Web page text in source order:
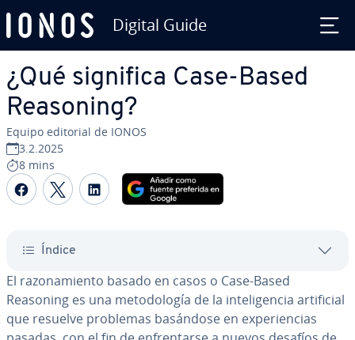
Digital Guide
¿Qué significa Case-Based
Reasoning?
Equipo editorial de IONOS
3.2.2025
8 mins
Compartir Facebook
Compartir Twitter
Compartir LinkedIn
Índice
El ra­zo­na­mie­n­to basado en casos o Case-Based
Reasoning es una me­to­do­lo­gía de la in­te­li­ge­n­cia ar­ti­fi­cial
que resuelve problemas basándose en ex­pe­rie­n­cias